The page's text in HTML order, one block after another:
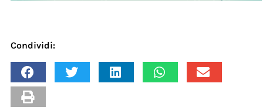
Condividi: